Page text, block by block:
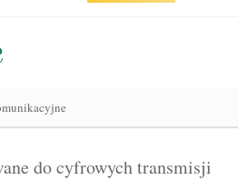
do cyfrowych transmisji